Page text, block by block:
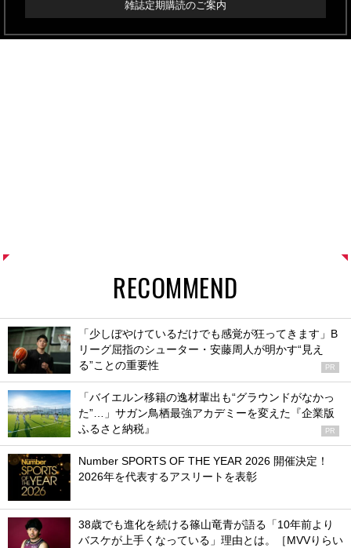
雑誌定期購読のご案内
RECOMMEND
「少しぼやけているだけでも感覚が狂ってきます」B
リーグ屈指のシューター・安藤周人が明かす“見え
る”ことの重要性
PR
「バイエルン移籍の逸材輩出も“グラウンドがなかっ
た”…」サガン鳥栖最強アカデミーを変えた『企業版
ふるさと納税』
PR
Number SPORTS OF THE YEAR 2026 開催決定！
2026年を代表するアスリートを表彰
38歳でも進化を続ける篠山竜青が語る「10年前より
バスケが上手くなっている」理由とは。［MVVりらい